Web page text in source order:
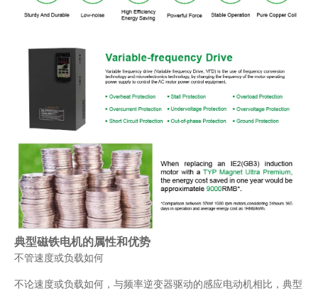
典型磁铁电机的属性和优势
不管速度或负载如何
不论速度或负载如何，与频率逆变器驱动的感应电动机相比，典型